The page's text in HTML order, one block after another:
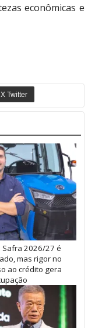
econômicas e
Safra 2026/27 é
mas rigor no
ao crédito gera